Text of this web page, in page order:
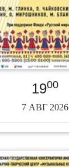
1900
7 АВГ 2026